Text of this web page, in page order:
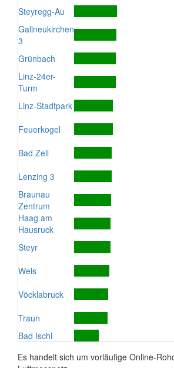
Steyregg-Au
Gallneukirchen
3
Grünbach
Linz-24er-
Turm
Linz-Stadtpark
Feuerkogel
Bad Zell
Lenzing 3
Braunau
Zentrum
Haag am
Hausruck
Steyr
Wels
Vöcklabruck
Traun
Bad Ischl
Es handelt sich um vorläufige Online-